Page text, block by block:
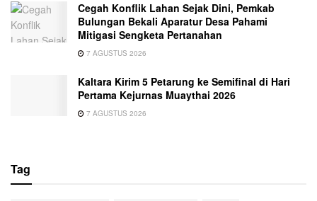
Cegah Konflik Lahan Sejak Dini, Pemkab
Bulungan Bekali Aparatur Desa Pahami
Mitigasi Sengketa Pertanahan
7 AGUSTUS 2026
Kaltara Kirim 5 Petarung ke Semifinal di Hari
Pertama Kejurnas Muaythai 2026
7 AGUSTUS 2026
Tag